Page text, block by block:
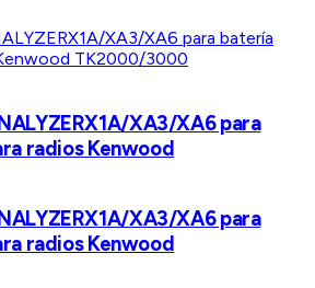
XA3/XA6 para
radios Kenwood
XA3/XA6 para
radios Kenwood